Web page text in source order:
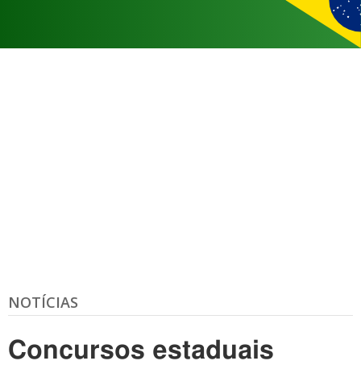
NOTÍCIAS
Concursos estaduais